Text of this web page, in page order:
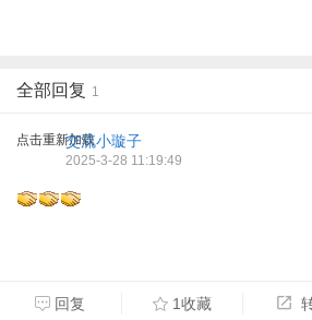
全部回复 1
点击重新加载交流小璇子
2025-3-28 11:19:49
回复 1收藏